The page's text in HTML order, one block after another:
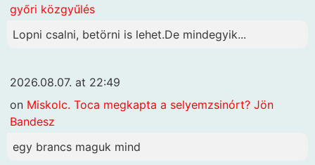
győri közgyűlés
Lopni csalni, betörni is lehet.De mindegyik...
2026.08.07. at 22:49
on Miskolc. Toca megkapta a selyemzsinórt? Jön
Bandesz
egy brancs maguk mind